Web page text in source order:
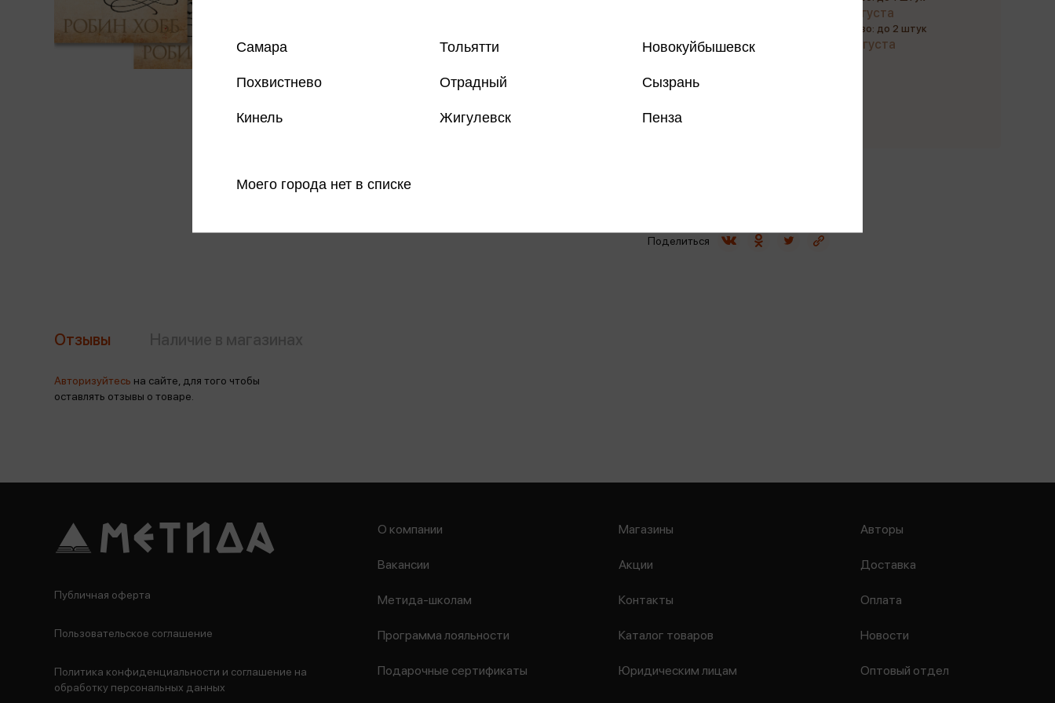
до 12 августа
Количество: до 2 штук
до 23 августа
Поделиться
Отзывы
Авторизуйтесь на сайте, для того чтобы
оставлять отзывы о товаре.
Самара Тольятти Новокуйбышевск
Похвистнево Отрадный Сызрань
Кинель Жигулевск Пенза
Моего города нет в списке
О компании
Вакансии
Метида-школам
Программа лояльности
Подарочные сертификаты
Магазины
Акции
Контакты
Каталог товаров
Юридическим лицам
Авторы
Доставка
Оплата
Новости
Оптовый отдел
Публичная оферта
Пользовательское соглашение
Политика конфиденциальности и соглашение на
обработку персональных данных